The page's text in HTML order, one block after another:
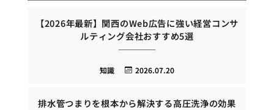
【2026年最新】関西のWeb広告に強い経営コンサ
ルティング会社おすすめ5選
2026.07.20
知識
排水管つまりを根本から解決する高圧洗浄の効果